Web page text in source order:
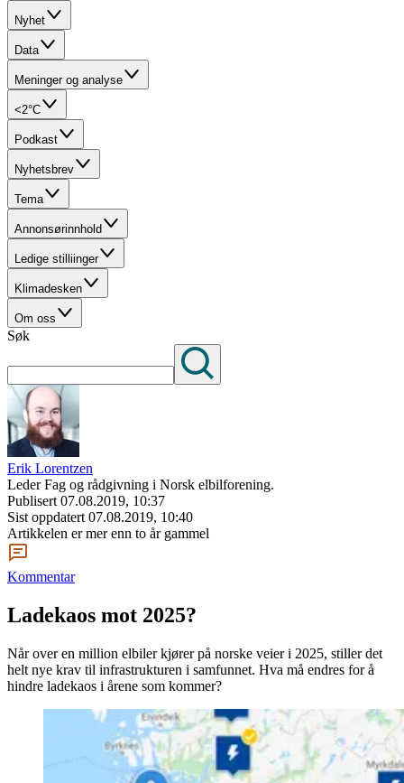
Nyhet
Data
Meninger og analyse
<2°C
Podkast
Nyhetsbrev
Tema
Annonsørinnhold
Ledige stilliinger
Klimadesken
Om oss
Søk
Erik Lorentzen
Leder Fag og rådgivning i Norsk elbilforening.
Publisert 07.08.2019, 10:37
Sist oppdatert 07.08.2019, 10:40
Artikkelen er mer enn to år gammel
Kommentar
Ladekaos mot 2025?
Når over en million elbiler kjører på norske veier i 2025, stiller det
helt nye krav til infrastrukturen i samfunnet. Hva må endres for å
hindre ladekaos i årene som kommer?